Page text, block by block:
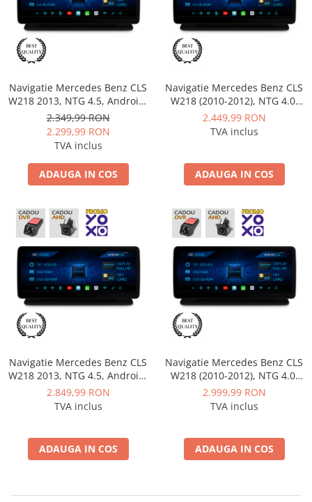
Nissan
Mitsubishi
Land Rover
Isuzu
Chrysler
Subaru
Smart
Jeep
Navigatie Mercedes Benz CLS
W218 2013, NTG 4.5, Android,
MB-Octacore, 4GB RAM +
64GB ROM, 12.3 Inch - AD-
BGMB1200445+AD-
BGRKITMB012
2.349,99 RON
2.299,99 RON
TVA inclus
ADAUGA IN COS
Navigatie Mercedes Benz CLS
W218 (2010-2012), NTG 4.0,
Android, MB-Octacore, 4GB
RAM + 64GB ROM, 12.3 Inch -
2.449,99 RON
TVA inclus
ADAUGA IN COS
Navigatie Mercedes Benz CLS
W218 2013, NTG 4.5, Android,
MB-Octacore, 8GB RAM +
256GB ROM, 12.3 Inch - AD-
2.849,99 RON
TVA inclus
ADAUGA IN COS
Navigatie Mercedes Benz CLS
W218 (2010-2012), NTG 4.0,
Android, MB-Octacore, 8GB
RAM + 256GB ROM, 12.3 Inch
2.999,99 RON
TVA inclus
ADAUGA IN COS